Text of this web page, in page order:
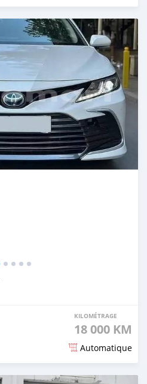
KILOMÉTRAGE
18 000 KM
Automatique